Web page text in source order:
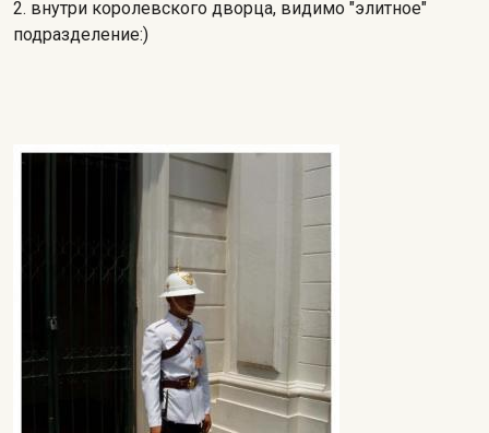
2. внутри королевского дворца, видимо "элитное"
подразделение:)